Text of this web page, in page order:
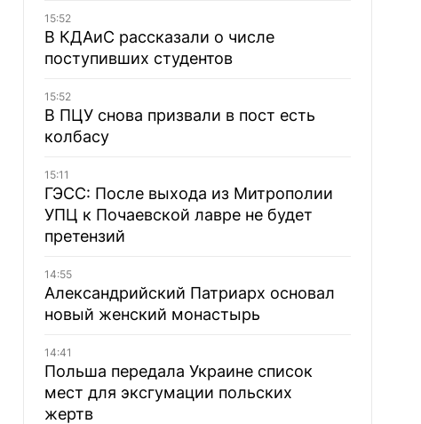
15:52
В КДАиС рассказали о числе
поступивших студентов
15:52
В ПЦУ снова призвали в пост есть
колбасу
15:11
ГЭСС: После выхода из Митрополии
УПЦ к Почаевской лавре не будет
претензий
14:55
Александрийский Патриарх основал
новый женский монастырь
14:41
Польша передала Украине список
мест для эксгумации польских
жертв